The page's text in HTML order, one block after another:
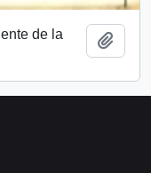
de la